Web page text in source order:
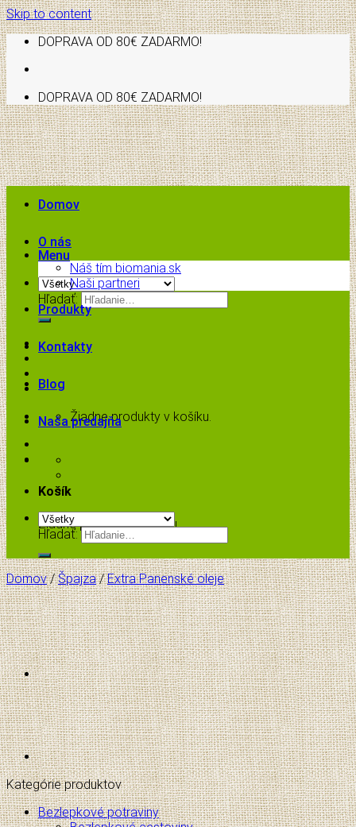
Skip to content
DOPRAVA OD 80€ ZADARMO!
DOPRAVA OD 80€ ZADARMO!
Menu
Hľadať:
Žiadne produkty v košíku.
Košík
Žiadne produkty v košíku.
Domov
O nás
Náš tím biomania.sk
Naši partneri
Produkty
Kontakty
Blog
Naša predajňa
Hľadať:
Domov / Špajza / Extra Panenské oleje
Kategórie produktov
Bezlepkové potraviny